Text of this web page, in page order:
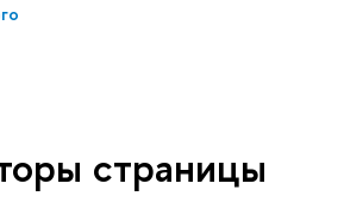
страницы